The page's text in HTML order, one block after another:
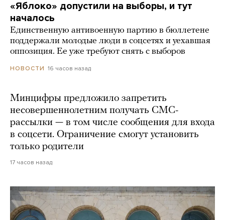
«Яблоко» допустили на выборы, и тут
началось
Единственную антивоенную партию в бюллетене
поддержали молодые люди в соцсетях и уехавшая
оппозиция. Ее уже требуют снять с выборов
НОВОСТИ 16 часов назад
Минцифры предложило запретить
несовершеннолетним получать СМС-
рассылки — в том числе сообщения для входа
в соцсети. Ограничение смогут установить
только родители
17 часов назад